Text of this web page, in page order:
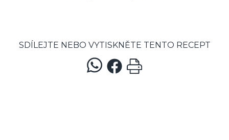
SDÍLEJTE NEBO VYTISKNĚTE TENTO RECEPT